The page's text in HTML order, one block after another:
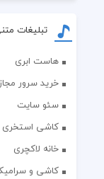
تبلیغات
هاست ابری
خرید سرور
سئو سایت
کاشی استخری
خانه لاکچری
کاشی و